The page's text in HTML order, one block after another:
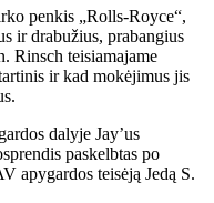
penkis „Rolls-Royce“,
ir drabužius, prabangius
Rinsch teisiamajame
ir kad mokėjimus jis
dalyje Jay’us
paskelbtas po
apygardos teisėją Jedą S.